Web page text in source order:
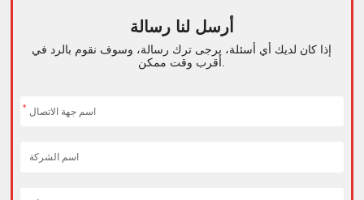
أرسل لنا رسالة
إذا كان لديك أي أسئلة، يرجى ترك رسالة، وسوف نقوم بالرد في
*